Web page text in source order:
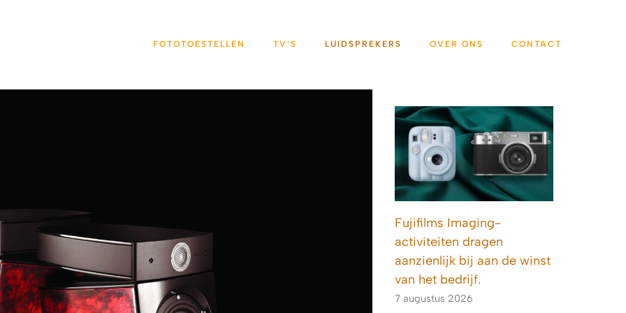
FOTOTOESTELLEN TV’S LUIDSPREKERS OVER ONS CONTACT
Fujifilms Imaging-
activiteiten dragen
aanzienlijk bij aan de winst
van het bedrijf.
7 augustus 2026